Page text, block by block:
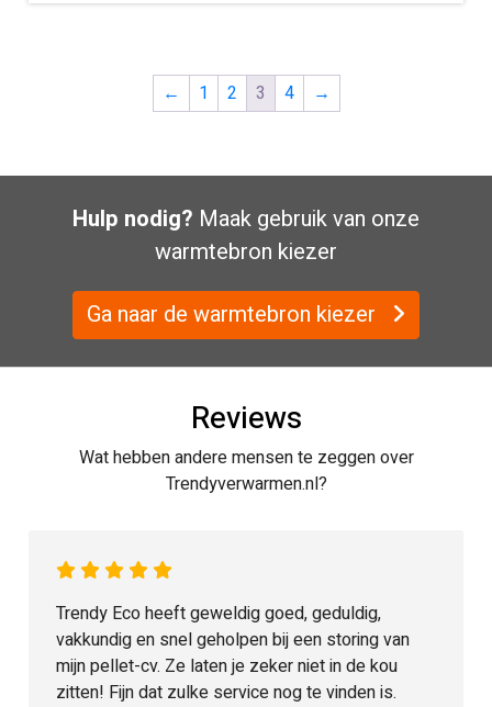
← 1 2 3 4 →
Hulp nodig? Maak gebruik van onze
warmtebron kiezer
Ga naar de warmtebron kiezer
Reviews
Wat hebben andere mensen te zeggen over
Trendyverwarmen.nl?
Trendy Eco heeft geweldig goed, geduldig,
vakkundig en snel geholpen bij een storing van
mijn pellet-cv. Ze laten je zeker niet in de kou
zitten! Fijn dat zulke service nog te vinden is.